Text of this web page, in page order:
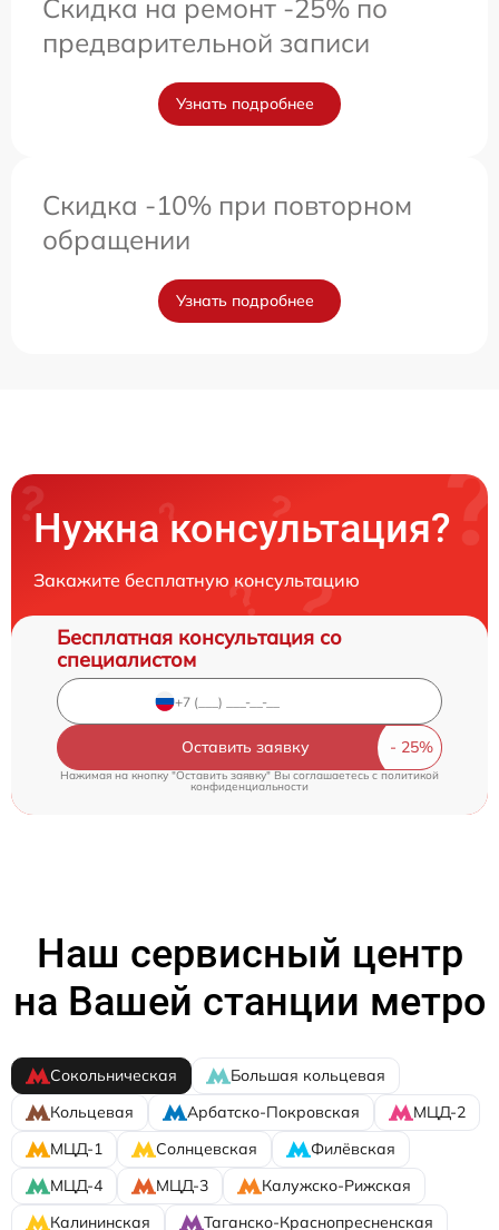
Скидка на ремонт -25% по
предварительной записи
Узнать подробнее
Скидка -10% при повторном
обращении
Узнать подробнее
Нужна консультация?
Закажите бесплатную консультацию
Бесплатная консультация со
специалистом
Оставить заявку
Нажимая на кнопку "Оставить заявку" Вы соглашаетесь c политикой
конфиденциальности
Наш сервисный центр
на Вашей станции метро
Сокольническая
Большая кольцевая
Кольцевая
Арбатско-Покровская
МЦД-2
МЦД-1
Солнцевская
Филёвская
МЦД-4
МЦД-3
Калужско-Рижская
Калининская
Таганско-Краснопресненская